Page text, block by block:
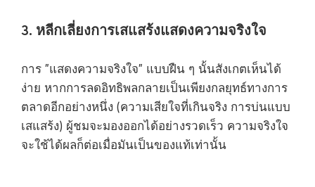
3. หลีกเลี่ยงการเสแสร้งแสดงความจริงใจ
การ "แสดงความจริงใจ" แบบฝืน ๆ นั้นสังเกตเห็นได้
ง่าย หากการลดอิทธิพลกลายเป็นเพียงกลยุทธ์ทางการ
ตลาดอีกอย่างหนึ่ง (ความเสียใจที่เกินจริง การบ่นแบบ
เสแสร้ง) ผู้ชมจะมองออกได้อย่างรวดเร็ว ความจริงใจ
จะใช้ได้ผลก็ต่อเมื่อมันเป็นของแท้เท่านั้น